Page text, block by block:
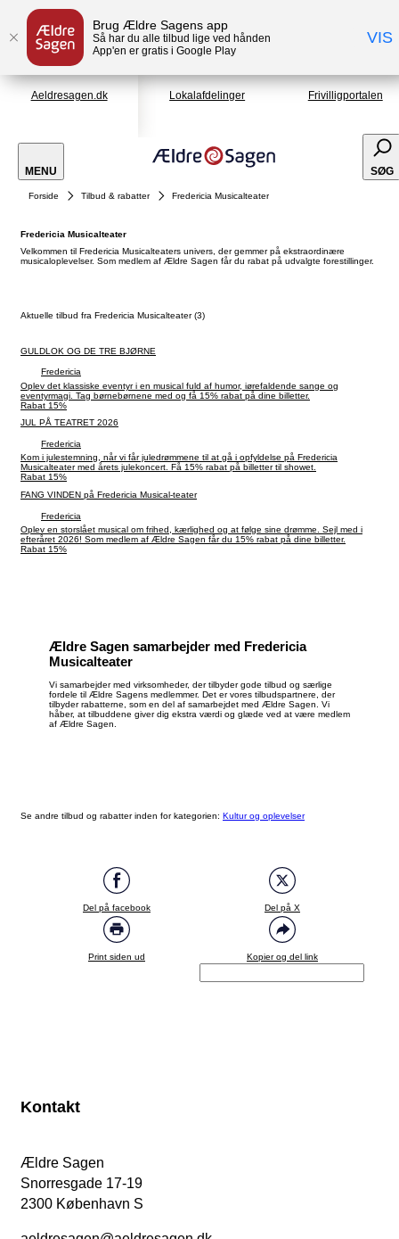
Brug Ældre Sagens app
Så har du alle tilbud lige ved hånden
App'en er gratis i Google Play
VIS
Aeldresagen.dk Lokalafdelinger Frivilligportalen
MENU SØG
Forside Tilbud & rabatter Fredericia Musicalteater
Fredericia Musicalteater
Velkommen til Fredericia Musicalteaters univers, der gemmer på ekstraordinære
musicaloplevelser. Som medlem af Ældre Sagen får du rabat på udvalgte forestillinger.
Aktuelle tilbud fra Fredericia Musicalteater (3)
GULDLOK OG DE TRE BJØRNE
Fredericia
Oplev det klassiske eventyr i en musical fuld af humor, iørefaldende sange og
eventyrmagi. Tag børnebørnene med og få 15% rabat på dine billetter.
Rabat 15%
JUL PÅ TEATRET 2026
Fredericia
Kom i julestemning, når vi får juledrømmene til at gå i opfyldelse på Fredericia
Musicalteater med årets julekoncert. Få 15% rabat på billetter til showet.
Rabat 15%
FANG VINDEN på Fredericia Musical-teater
Fredericia
Oplev en storslået musical om frihed, kærlighed og at følge sine drømme. Sejl med i
efteråret 2026! Som medlem af Ældre Sagen får du 15% rabat på dine billetter.
Rabat 15%
Ældre Sagen samarbejder med Fredericia
Musicalteater
Vi samarbejder med virksomheder, der tilbyder gode tilbud og særlige
fordele til Ældre Sagens medlemmer. Det er vores tilbudspartnere, der
tilbyder rabatterne, som en del af samarbejdet med Ældre Sagen. Vi
håber, at tilbuddene giver dig ekstra værdi og glæde ved at være medlem
af Ældre Sagen.
Se andre tilbud og rabatter inden for kategorien: Kultur og oplevelser
Del på facebook Del på X
Print siden ud Kopier og del link
Kontakt
Ældre Sagen
Snorresgade 17-19
2300 København S